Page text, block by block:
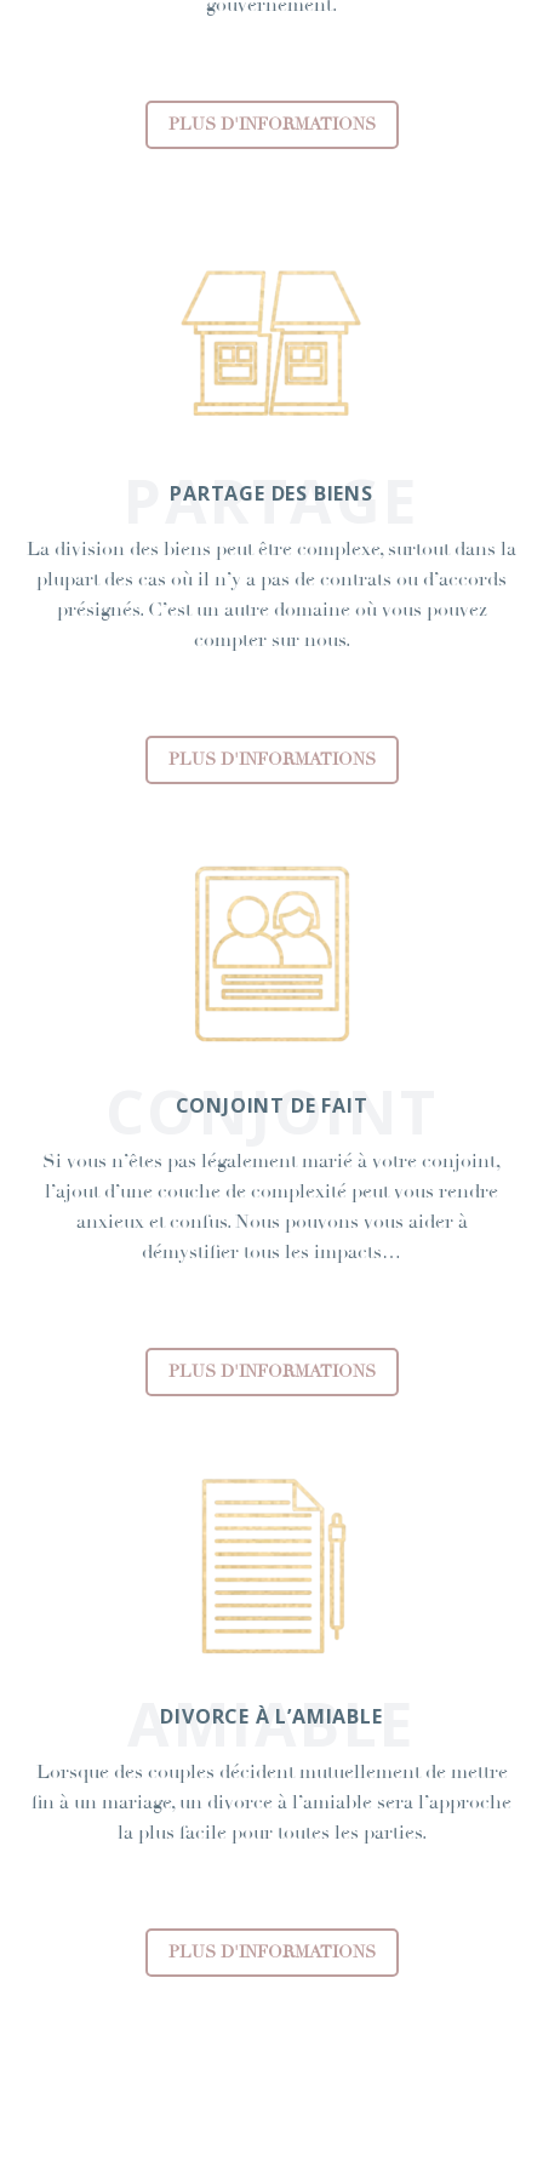
PLUS D'INFORMATIONS
PARTAGE
PARTAGE DES BIENS
La division des biens peut être complexe, surtout dans la
plupart des cas où il n’y a pas de contrats ou d’accords
présignés. C’est un autre domaine où vous pouvez
compter sur nous.
PLUS D'INFORMATIONS
CONJOINT
CONJOINT DE FAIT
Si vous n’êtes pas légalement marié à votre conjoint,
l’ajout d’une couche de complexité peut vous rendre
anxieux et confus. Nous pouvons vous aider à
démystifier tous les impacts…
PLUS D'INFORMATIONS
AMIABLE
DIVORCE À L’AMIABLE
Lorsque des couples décident mutuellement de mettre
fin à un mariage, un divorce à l’amiable sera l’approche
la plus facile pour toutes les parties.
PLUS D'INFORMATIONS